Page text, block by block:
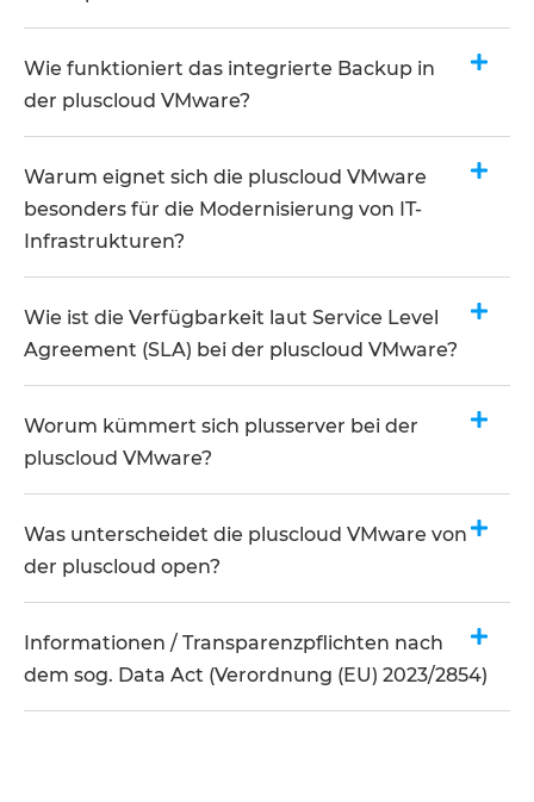
Wie funktioniert das integrierte Backup in
der pluscloud VMware?
Warum eignet sich die pluscloud VMware
besonders für die Modernisierung von IT-
Infrastrukturen?
Wie ist die Verfügbarkeit laut Service Level
Agreement (SLA) bei der pluscloud VMware?
Worum kümmert sich plusserver bei der
pluscloud VMware?
Was unterscheidet die pluscloud VMware von
der pluscloud open?
Informationen / Transparenzpflichten nach
dem sog. Data Act (Verordnung (EU) 2023/2854)